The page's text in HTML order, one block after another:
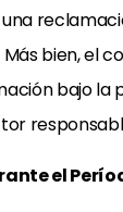
bien, el
bajo la
el